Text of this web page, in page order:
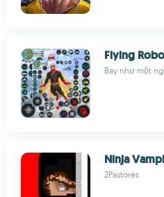
Flying
Bay như một
Ninja
2Pastores